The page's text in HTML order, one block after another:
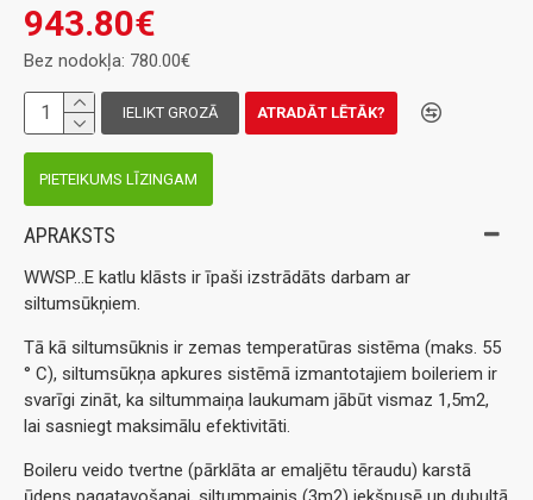
943.80€
Bez nodokļa: 780.00€
IELIKT GROZĀ ATRADĀT LĒTĀK?
PIETEIKUMS LĪZINGAM
APRAKSTS
WWSP...E katlu klāsts ir īpaši izstrādāts darbam ar
siltumsūkņiem.
Tā kā siltumsūknis ir zemas temperatūras sistēma (maks. 55
° C), siltumsūkņa apkures sistēmā izmantotajiem boileriem ir
svarīgi zināt, ka siltummaiņa laukumam jābūt vismaz 1,5m2,
lai sasniegt maksimālu efektivitāti.
Boileru veido tvertne (pārklāta ar emaljētu tēraudu) karstā